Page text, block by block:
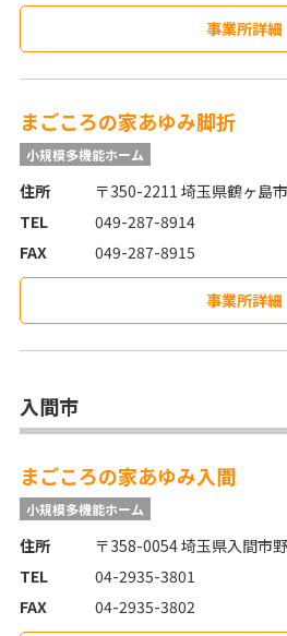
事業所詳細
まごころの家あゆみ脚折
小規模多機能ホーム
住所
〒350-2211 埼玉県鶴ヶ島
TEL
049-287-8914
FAX
049-287-8915
事業所詳細
入間市
まごころの家あゆみ入間
小規模多機能ホーム
住所
〒358-0054 埼玉県入間市
TEL
04-2935-3801
FAX
04-2935-3802